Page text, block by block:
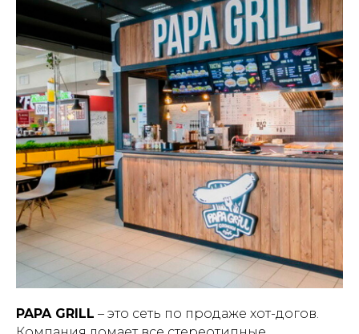
PAPA GRILL – это сеть по продаже хот-догов.